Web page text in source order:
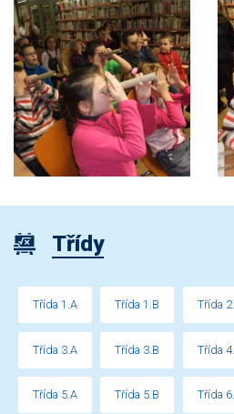
Třídy
Třída 1.A Třída 1.B Třída
Třída 3.A Třída 3.B Třída
Třída 5.A Třída 5.B Třída